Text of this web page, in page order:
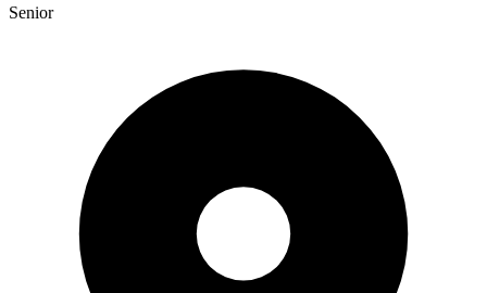
Senior